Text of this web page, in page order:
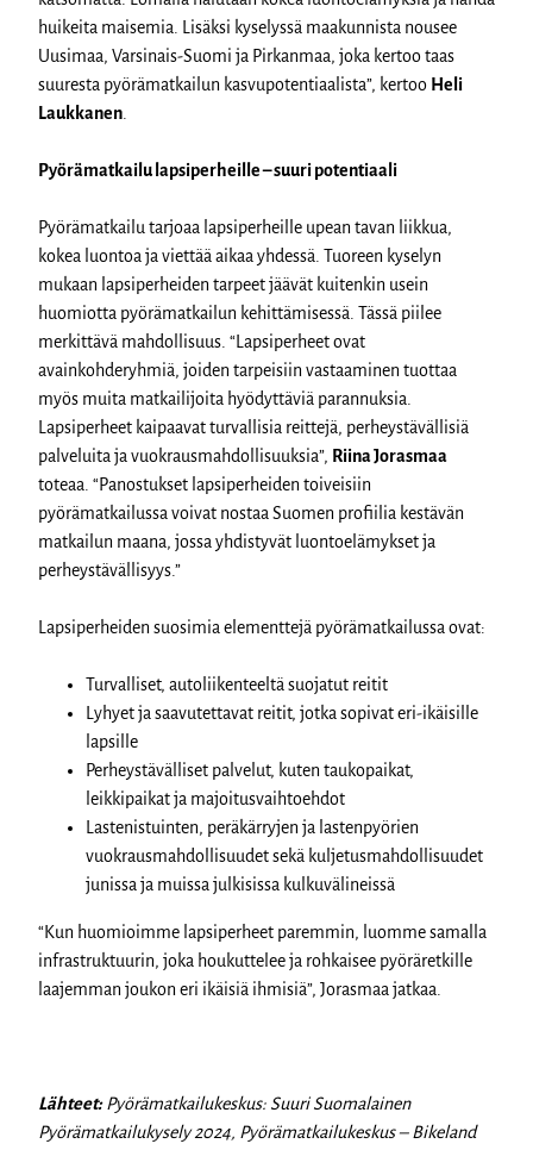
huikeita maisemia. Lisäksi kyselyssä maakunnista nousee
Uusimaa, Varsinais-Suomi ja Pirkanmaa, joka kertoo taas
suuresta pyörämatkailun kasvupotentiaalista”, kertoo Heli
Laukkanen
Pyörämatkailu lapsiperheille – suuri potentiaali
Pyörämatkailu tarjoaa lapsiperheille upean tavan liikkua,
kokea luontoa ja viettää aikaa yhdessä. Tuoreen kyselyn
mukaan lapsiperheiden tarpeet jäävät kuitenkin usein
huomiotta pyörämatkailun kehittämisessä. Tässä piilee
merkittävä mahdollisuus. “Lapsiperheet ovat
avainkohderyhmiä, joiden tarpeisiin vastaaminen tuottaa
myös muita matkailijoita hyödyttäviä parannuksia.
Lapsiperheet kaipaavat turvallisia reittejä, perheystävällisiä
palveluita ja vuokrausmahdollisuuksia”, Riina Jorasmaa
toteaa. “Panostukset lapsiperheiden toiveisiin
pyörämatkailussa voivat nostaa Suomen profiilia kestävän
matkailun maana, jossa yhdistyvät luontoelämykset ja
perheystävällisyys.”
Lapsiperheiden suosimia elementtejä pyörämatkailussa ovat:
Turvalliset, autoliikenteeltä suojatut reitit
Lyhyet ja saavutettavat reitit, jotka sopivat eri-ikäisille
lapsille
Perheystävälliset palvelut, kuten taukopaikat,
leikkipaikat ja majoitusvaihtoehdot
Lastenistuinten, peräkärryjen ja lastenpyörien
vuokrausmahdollisuudet sekä kuljetusmahdollisuudet
junissa ja muissa julkisissa kulkuvälineissä
“Kun huomioimme lapsiperheet paremmin, luomme samalla
infrastruktuurin, joka houkuttelee ja rohkaisee pyöräretkille
laajemman joukon eri ikäisiä ihmisiä”, Jorasmaa jatkaa.
Lähteet:Pyörämatkailukeskus: Suuri Suomalainen
Pyörämatkailukysely 2024, Pyörämatkailukeskus – Bikeland